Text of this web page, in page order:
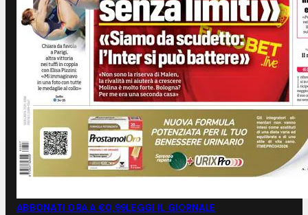
ABBONATI ORA A €0,99LEGGI IL GIORNALE